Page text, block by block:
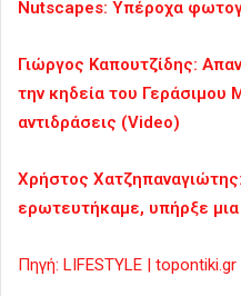
Nutscapes: Yπέροχα
Γιώργος Καπουτζίδης:
την κηδεία του Γεράσιμου
αντιδράσεις (Video)
Χρήστος
ερωτευτήκαμε, υπήρξε
Πηγή: LIFESTYLE | topontiki.gr